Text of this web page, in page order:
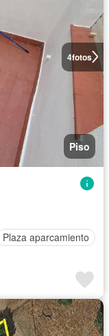
4fotos
Piso
Plaza aparcamiento